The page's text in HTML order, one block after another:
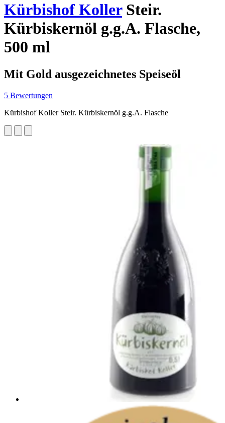
Kürbishof KollerSteir.
Kürbiskernöl g.g.A. Flasche,
500 ml
Mit Gold ausgezeichnetes Speiseöl
5 Bewertungen
Kürbishof Koller Steir. Kürbiskernöl g.g.A. Flasche